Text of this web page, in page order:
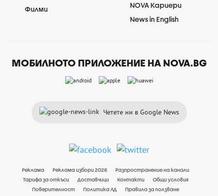
Филми
NOVA Кариери
News in English
МОБИЛНОТО ПРИЛОЖЕНИЕ НА NOVA.BG
Четете ни в Google News
Реклама Реклама избори 2026
Разпространение на канали
Тарифа за откъси
Доставчици Контакти
Общи условия
Поверителност
Политика ЛД
Правила за ползване